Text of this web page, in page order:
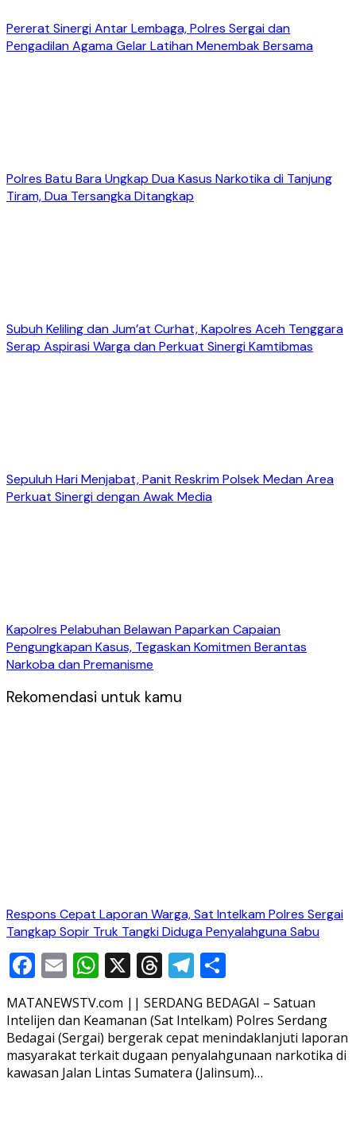
Pererat Sinergi Antar Lembaga, Polres Sergai dan
Pengadilan Agama Gelar Latihan Menembak Bersama
Polres Batu Bara Ungkap Dua Kasus Narkotika di Tanjung
Tiram, Dua Tersangka Ditangkap
Subuh Keliling dan Jum’at Curhat, Kapolres Aceh Tenggara
Serap Aspirasi Warga dan Perkuat Sinergi Kamtibmas
Sepuluh Hari Menjabat, Panit Reskrim Polsek Medan Area
Perkuat Sinergi dengan Awak Media
Kapolres Pelabuhan Belawan Paparkan Capaian
Pengungkapan Kasus, Tegaskan Komitmen Berantas
Narkoba dan Premanisme
Rekomendasi untuk kamu
Respons Cepat Laporan Warga, Sat Intelkam Polres Sergai
Tangkap Sopir Truk Tangki Diduga Penyalahguna Sabu
Facebook
EmailWhatsApp
X Threads
Telegram
MATANEWSTV.com || SERDANG BEDAGAI – Satuan
Intelijen dan Keamanan (Sat Intelkam) Polres Serdang
Bedagai (Sergai) bergerak cepat menindaklanjuti laporan
masyarakat terkait dugaan penyalahgunaan narkotika di
kawasan Jalan Lintas Sumatera (Jalinsum)…